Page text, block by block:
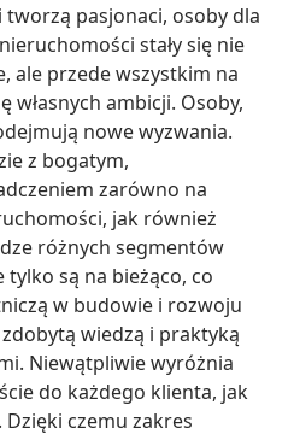
pasjonaci, osoby dla
stały się nie
ale przede wszystkim na
własnych ambicji. Osoby,
nowe wyzwania.
z bogatym,
zarówno na
jak również
różnych segmentów
są na bieżąco, co
w budowie i rozwoju
wiedzą i praktyką
Niewątpliwie wyróżnia
do każdego klienta, jak
czemu zakres